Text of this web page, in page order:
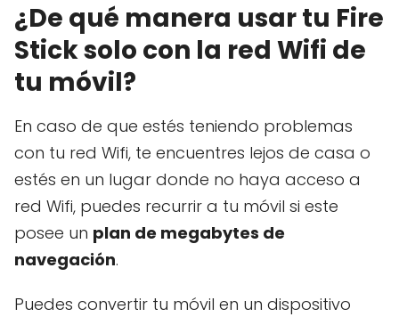
¿De qué manera usar tu Fire
Stick solo con la red Wifi de
tu móvil?
En caso de que estés teniendo problemas
con tu red Wifi, te encuentres lejos de casa o
estés en un lugar donde no haya acceso a
red Wifi, puedes recurrir a tu móvil si este
posee un plan de megabytes de
navegación.
Puedes convertir tu móvil en un dispositivo